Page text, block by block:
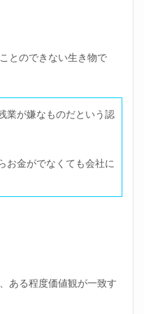
とのできない生き物で
業が嫌なものだという認
お金がでなくても会社に
ある程度価値観が一致す